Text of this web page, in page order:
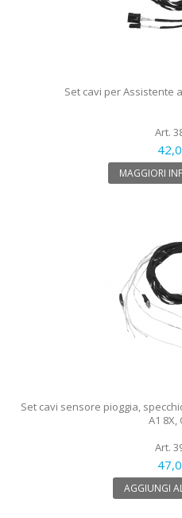
Set cavi per Assistente
Art.
MAGGIORI
Set cavi sensore pioggia,
A1 8X,
Art.
AGGIUNGI